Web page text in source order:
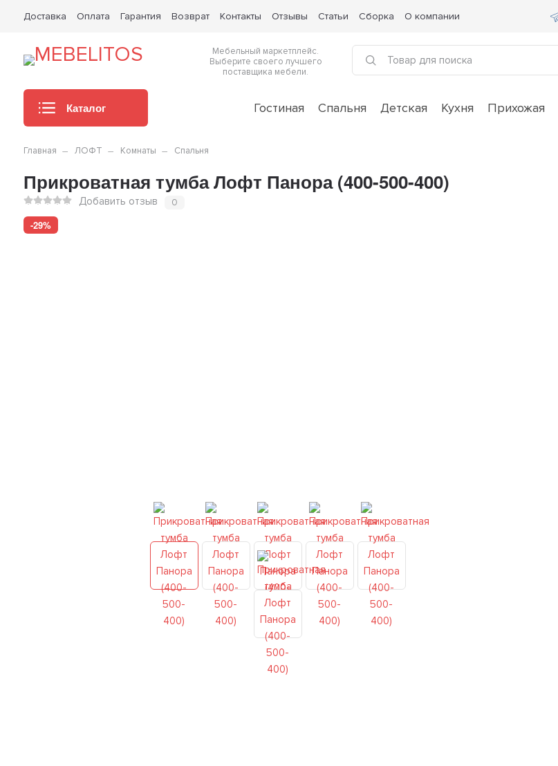
Доставка Оплата Гарантия Возврат Контакты Отзывы Статьи Сборка О компании
Мебельный маркетплейс.
Выберите своего лучшего
поставщика мебели.
Каталог Гостиная Спальня Детская Кухня Прихожая
Главная ЛОФТ Комнаты Спальня
Прикроватная тумба Лофт Панора (400-500-400)
Добавить отзыв 0
-29%